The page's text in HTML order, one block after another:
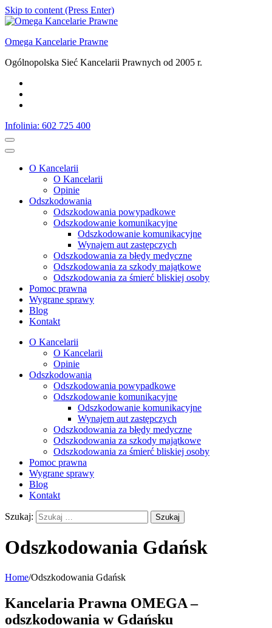
Skip to content (Press Enter)
Omega Kancelarie Prawne
Ogólnopolska Sieć Kancelarii Prawnych od 2005 r.
Infolinia: 602 725 400
O Kancelarii
O Kancelarii
Opinie
Odszkodowania
Odszkodowania powypadkowe
Odszkodowanie komunikacyjne
Odszkodowanie komunikacyjne
Wynajem aut zastępczych
Odszkodowania za błędy medyczne
Odszkodowania za szkody majątkowe
Odszkodowania za śmierć bliskiej osoby
Pomoc prawna
Wygrane sprawy
Blog
Kontakt
O Kancelarii
O Kancelarii
Opinie
Odszkodowania
Odszkodowania powypadkowe
Odszkodowanie komunikacyjne
Odszkodowanie komunikacyjne
Wynajem aut zastępczych
Odszkodowania za błędy medyczne
Odszkodowania za szkody majątkowe
Odszkodowania za śmierć bliskiej osoby
Pomoc prawna
Wygrane sprawy
Blog
Kontakt
Szukaj:
Odszkodowania Gdańsk
Home/Odszkodowania Gdańsk
Kancelaria Prawna OMEGA –
odszkodowania w Gdańsku